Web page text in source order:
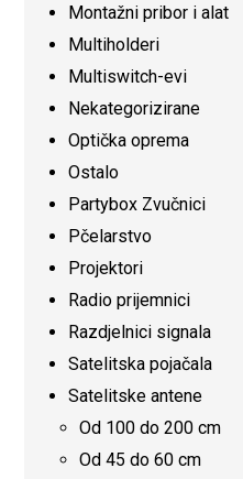
Montažni pribor i alat
Multiholderi
Multiswitch-evi
Nekategorizirane
Optička oprema
Ostalo
Partybox Zvučnici
Pčelarstvo
Projektori
Radio prijemnici
Razdjelnici signala
Satelitska pojačala
Satelitske antene
Od 100 do 200 cm
Od 45 do 60 cm